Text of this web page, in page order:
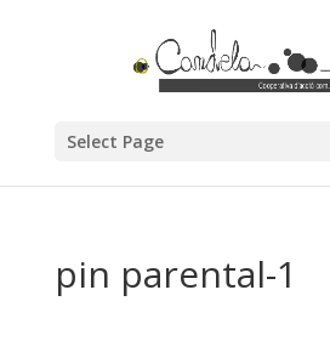
Select Page
pin parental-1